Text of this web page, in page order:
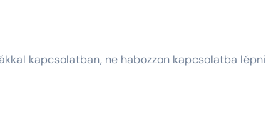
kapcsolatban, ne habozzon kapcsolatba lépni